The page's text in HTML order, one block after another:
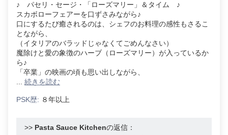
♪ パセリ・セージ・「ローズマリー」＆タイム ♪
スカボローフェアーを口ずさみながら♪
口にするたび癒されるのは、シェフのお料理の感性もさるこ
とながら、
（イタリアのバラッドじゃなくてごめんなさい）
魔除けと愛の象徴のハーブ（ローズマリー）が入っているか
ら♪
「卒業」の映画の頃も思い出しながら、
... 続きを読む
PSK歴: ８年以上
>> Pasta Sauce Kitchenの返信：